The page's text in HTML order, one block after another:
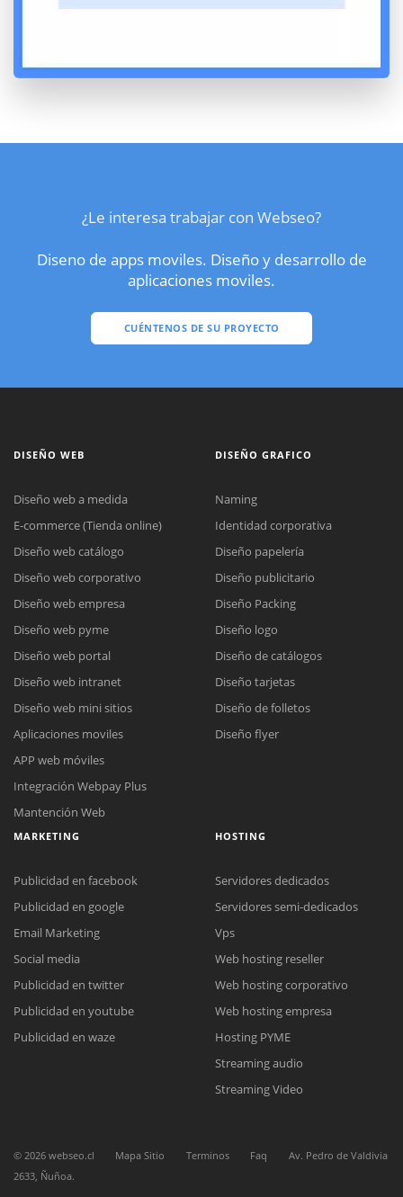
¿Le interesa trabajar con Webseo?
Diseno de apps moviles. Diseño y desarrollo de
aplicaciones moviles.
CUÉNTENOS DE SU PROYECTO
Reunión online
Nuestros ejecutivos le enviarán un correo electrónico con el enlace a
Meet para la reunión online.
Cotización
Chat Online
Todos nuestros ejecutivos están fuera de línea. Complete el formulario
DISEÑO WEB
Diseño web a medida
E-commerce (Tienda online)
Diseño web catálogo
Diseño web corporativo
Diseño web empresa
Diseño web pyme
Diseño web portal
Diseño web intranet
Diseño web mini sitios
Aplicaciones moviles
APP web móviles
Integración Webpay Plus
Mantención Web
DISEÑO GRAFICO
Naming
Identidad corporativa
Diseño papelería
Diseño publicitario
Diseño Packing
Diseño logo
Diseño de catálogos
Diseño tarjetas
Diseño de folletos
Diseño flyer
MARKETING
Publicidad en facebook
Publicidad en google
Email Marketing
Social media
Publicidad en twitter
Publicidad en youtube
Publicidad en waze
HOSTING
Servidores dedicados
Servidores semi-dedicados
Vps
Web hosting reseller
Web hosting corporativo
Web hosting empresa
Hosting PYME
Streaming audio
Streaming Video
© 2026 webseo.cl Mapa Sitio Terminos Faq
Av. Pedro de Valdivia
2633, Ñuñoa.